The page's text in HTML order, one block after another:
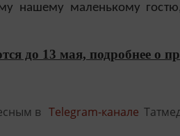
маленькому гостю,
до 13 мая, подробнее о
в Telegram-канале